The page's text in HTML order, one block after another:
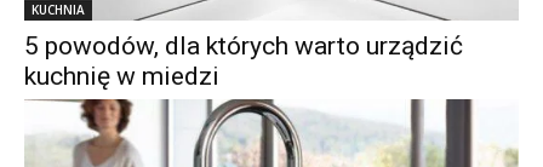
KUCHNIA
5 powodów, dla których warto urządzić
kuchnię w miedzi